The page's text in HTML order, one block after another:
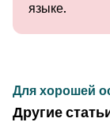
языке.
Для хорошей
Другие